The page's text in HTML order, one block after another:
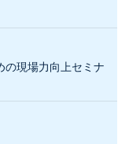
の現場力向上セミナ